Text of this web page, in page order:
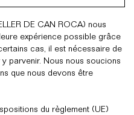
DE CAN ROCA) nous
expérience possible grâce
cas, il est nécessaire de
parvenir. Nous nous soucions
que nous devons être
du règlement (UE)